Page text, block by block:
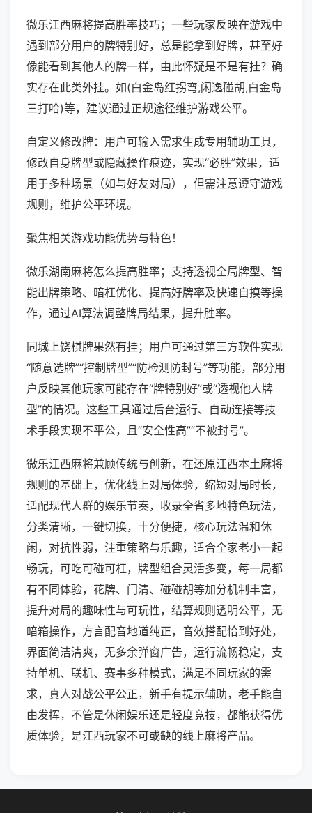
微乐江西麻将提高胜率技巧；一些玩家反映在游戏中
遇到部分用户的牌特别好，总是能拿到好牌，甚至好
像能看到其他人的牌一样，由此怀疑是不是有挂？确
实存在此类外挂。如(白金岛红拐弯,闲逸碰胡,白金岛
三打哈)等，建议通过正规途径维护游戏公平。
自定义修改牌：用户可输入需求生成专用辅助工具，
修改自身牌型或隐藏操作痕迹，实现“必胜”效果，适
用于多种场景（如与好友对局），但需注意遵守游戏
规则，维护公平环境。
聚焦相关游戏功能优势与特色！
微乐湖南麻将怎么提高胜率；支持透视全局牌型、智
能出牌策略、暗杠优化、提高好牌率及快速自摸等操
作，通过AI算法调整牌局结果，提升胜率。
同城上饶棋牌果然有挂；用户可通过第三方软件实现
“随意选牌”“控制牌型”“防检测防封号”等功能，部分用
户反映其他玩家可能存在“牌特别好”或“透视他人牌
型”的情况。这些工具通过后台运行、自动连接等技
术手段实现不平公，且“安全性高”“不被封号”。
微乐江西麻将兼顾传统与创新，在还原江西本土麻将
规则的基础上，优化线上对局体验，缩短对局时长，
适配现代人群的娱乐节奏，收录全省多地特色玩法，
分类清晰，一键切换，十分便捷，核心玩法温和休
闲，对抗性弱，注重策略与乐趣，适合全家老小一起
畅玩，可吃可碰可杠，牌型组合灵活多变，每一局都
有不同体验，花牌、门清、碰碰胡等加分机制丰富，
提升对局的趣味性与可玩性，结算规则透明公平，无
暗箱操作，方言配音地道纯正，音效搭配恰到好处，
界面简洁清爽，无多余弹窗广告，运行流畅稳定，支
持单机、联机、赛事多种模式，满足不同玩家的需
求，真人对战公平公正，新手有提示辅助，老手能自
由发挥，不管是休闲娱乐还是轻度竞技，都能获得优
质体验，是江西玩家不可或缺的线上麻将产品。